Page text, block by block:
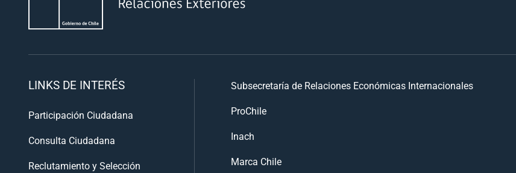
LINKS DE INTERÉS
Participación Ciudadana
Consulta Ciudadana
Reclutamiento y Selección
Subsecretaría de Relaciones Económicas Internacionales
ProChile
Inach
Marca Chile